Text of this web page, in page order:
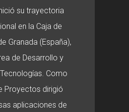
su trayectoria
en la Caja de
Granada (España),
de Desarrollo y
Como
Proyectos dirigió
aplicaciones de